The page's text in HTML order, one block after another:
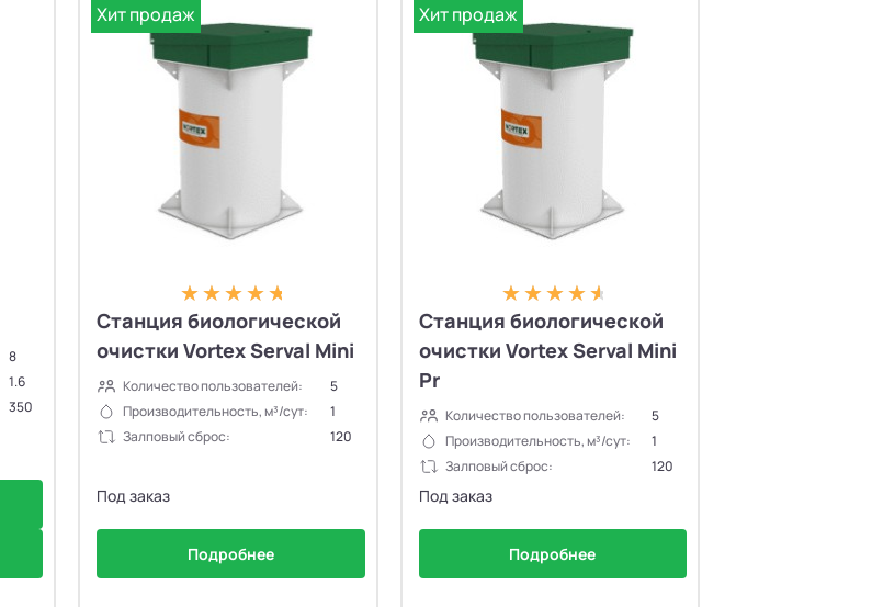
8
1.6
350
Хит продаж
Станция биологической
очистки Vortex Serval Mini
Количество пользователей:
5
Производительность, м³/сут:
1
Залповый сброс:
120
Под заказ
Подробнее
Хит продаж
Станция биологической
очистки Vortex Serval Mini
Pr
Количество пользователей:
5
Производительность, м³/сут:
1
Залповый сброс:
120
Под заказ
Подробнее